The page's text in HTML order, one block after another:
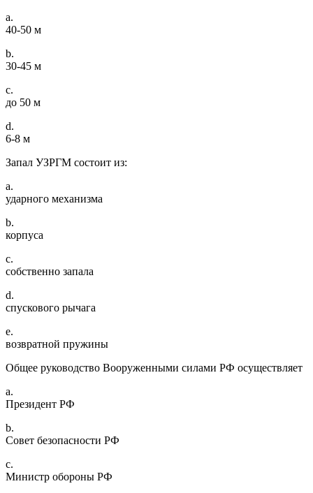
a.
40-50 м
b.
30-45 м
c.
до 50 м
d.
6-8 м
Запал УЗРГМ состоит из:
a.
ударного механизма
b.
корпуса
c.
собственно запала
d.
спускового рычага
e.
возвратной пружины
Общее руководство Вооруженными силами РФ осуществляет
a.
Президент РФ
b.
Совет безопасности РФ
c.
Министр обороны РФ